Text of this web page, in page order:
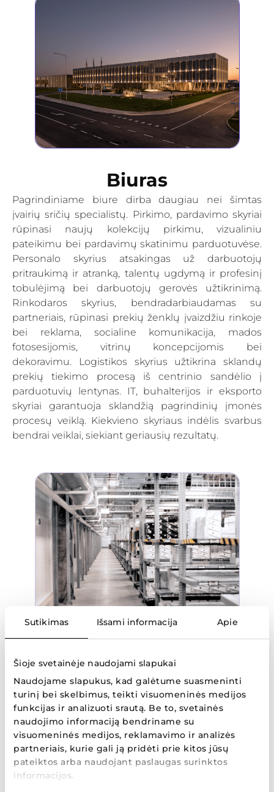
Sutikimas Išsami informacija Apie
Šioje svetainėje naudojami slapukai
Naudojame slapukus, kad galėtume suasmeninti
turinį bei skelbimus, teikti visuomeninės medijos
funkcijas ir analizuoti srautą. Be to, svetainės
naudojimo informaciją bendriname su
visuomeninės medijos, reklamavimo ir analizės
partneriais, kurie gali ją pridėti prie kitos jūsų
pateiktos arba naudojant paslaugas surinktos
informacijos.
Biuras
Pagrindiniame biure dirba daugiau nei šimtas
įvairių sričių specialistų. Pirkimo, pardavimo skyriai
rūpinasi naujų kolekcijų pirkimu, vizualiniu
pateikimu bei pardavimų skatinimu parduotuvėse.
Personalo skyrius atsakingas už darbuotojų
pritraukimą ir atranką, talentų ugdymą ir profesinį
tobulėjimą bei darbuotojų gerovės užtikrinimą.
Rinkodaros skyrius, bendradarbiaudamas su
partneriais, rūpinasi prekių ženklų įvaizdžiu rinkoje
bei reklama, socialine komunikacija, mados
fotosesijomis, vitrinų koncepcijomis bei
dekoravimu. Logistikos skyrius užtikrina sklandų
prekių tiekimo procesą iš centrinio sandėlio į
parduotuvių lentynas. IT, buhalterijos ir eksporto
skyriai garantuoja sklandžią pagrindinių įmonės
procesų veiklą. Kiekvieno skyriaus indėlis svarbus
bendrai veiklai, siekiant geriausių rezultatų.
Logistika
„Aprangos“ grupės centrinis prekių sandėlis vienas
svarbiausių padalinių įmonėje, užimantis net 14
000 kv. m. plotą. 77 šios komandos nariai deda visas
pastangas, kad prekės laiku pasiektų mūsų pirkėjus
Lietuvoje, Latvijoje ir Estijoje. Pagrindindinius
procesus sandėlyje atlieka dvi pozicijos: krovėjai ir
atrinkėjai . Jie atsakingi už prekių priėmimo,
atrinkimo, paskirstymo darbus. Taip pat yra